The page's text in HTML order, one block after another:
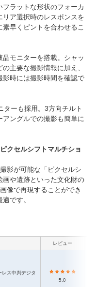
フラットな形状のフォーカ
ア選択時のレスポンスを
早くピントを合わせるこ
晶モニターを搭載。シャッ
主要な撮影情報に加え、
時には撮影時間を確認で
ターも採用。3方向チルト
ングルでの撮影も簡単に
クセルシフトマルチショ
影が可能な「ピクセルシ
画や遺跡といった文化財の
像で再現することができ
です。
レビュー
5.0